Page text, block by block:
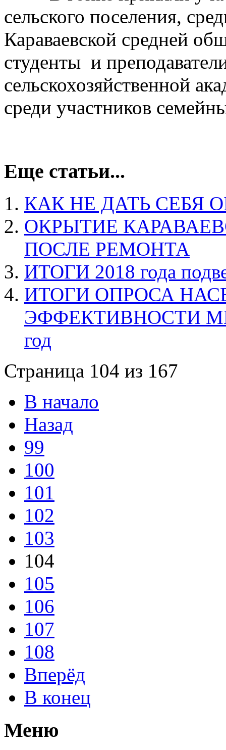
сельского поселения,
Караваевской средней
студенты и
сельскохозяйственной
среди участников
Еще статьи...
КАК НЕ ДАТЬ
ОКРЫТИЕ
ПОСЛЕ РЕМОНТА
ИТОГИ 2018 года
ИТОГИ ОПРОСА
ЭФФЕКТИВНОСТИ
год
Страница 104 из 167
В начало
Назад
99
100
101
102
103
104
105
106
107
108
Вперёд
В конец
Меню